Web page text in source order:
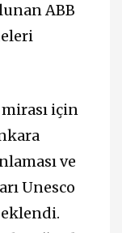
ABB
için
ve
Unesco